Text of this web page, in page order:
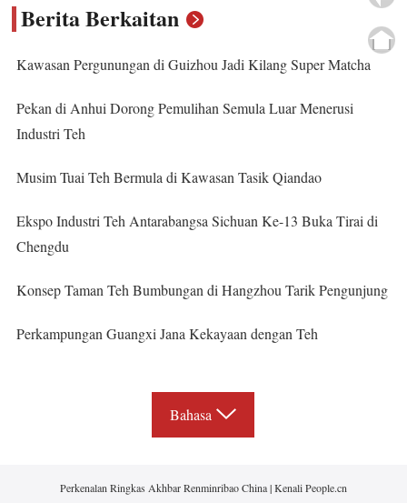
Berita Berkaitan
Kawasan Pergunungan di Guizhou Jadi Kilang Super Matcha
Pekan di Anhui Dorong Pemulihan Semula Luar Menerusi
Industri Teh
Musim Tuai Teh Bermula di Kawasan Tasik Qiandao
Ekspo Industri Teh Antarabangsa Sichuan Ke-13 Buka Tirai di
Chengdu
Konsep Taman Teh Bumbungan di Hangzhou Tarik Pengunjung
Perkampungan Guangxi Jana Kekayaan dengan Teh
Bahasa
Perkenalan Ringkas Akhbar Renminribao China|Kenali People.cn